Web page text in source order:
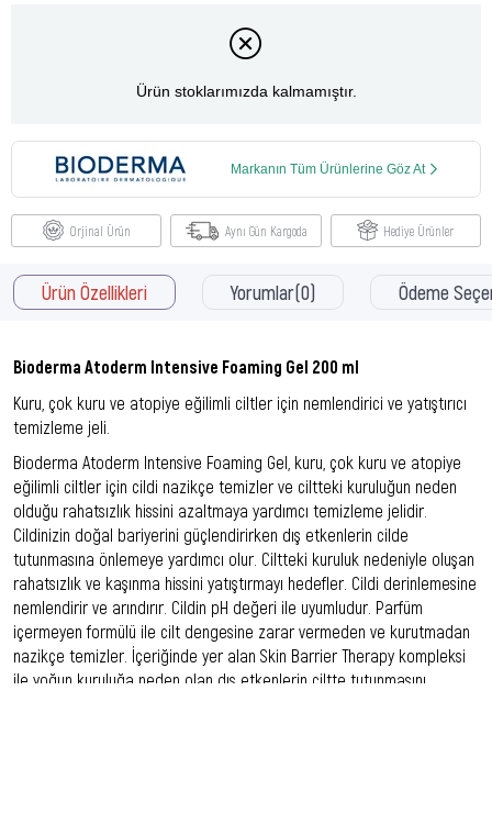
Ürün stoklarımızda kalmamıştır.
Markanın Tüm Ürünlerine Göz At
Orjinal Ürün Aynı Gün Kargoda Hediye Ürünler
Ürün Özellikleri Yorumlar(0) Ödeme
Bioderma Atoderm Intensive Foaming Gel 200 ml
Kuru, çok kuru ve atopiye eğilimli ciltler için nemlendirici ve yatıştırıcı
temizleme jeli.
Bioderma Atoderm Intensive Foaming Gel, kuru, çok kuru ve atopiye
eğilimli ciltler için cildi nazikçe temizler ve ciltteki kuruluğun neden
olduğu rahatsızlık hissini azaltmaya yardımcı temizleme jelidir.
Cildinizin doğal bariyerini güçlendirirken dış etkenlerin cilde
tutunmasına önlemeye yardımcı olur. Ciltteki kuruluk nedeniyle oluşan
rahatsızlık ve kaşınma hissini yatıştırmayı hedefler. Cildi derinlemesine
nemlendirir ve arındırır. Cildin pH değeri ile uyumludur. Parfüm
içermeyen formülü ile cilt dengesine zarar vermeden ve kurutmadan
nazikçe temizler. İçeriğinde yer alan Skin Barrier Therapy kompleksi
ile yoğun kuruluğa neden olan dış etkenlerin ciltte tutunmasını